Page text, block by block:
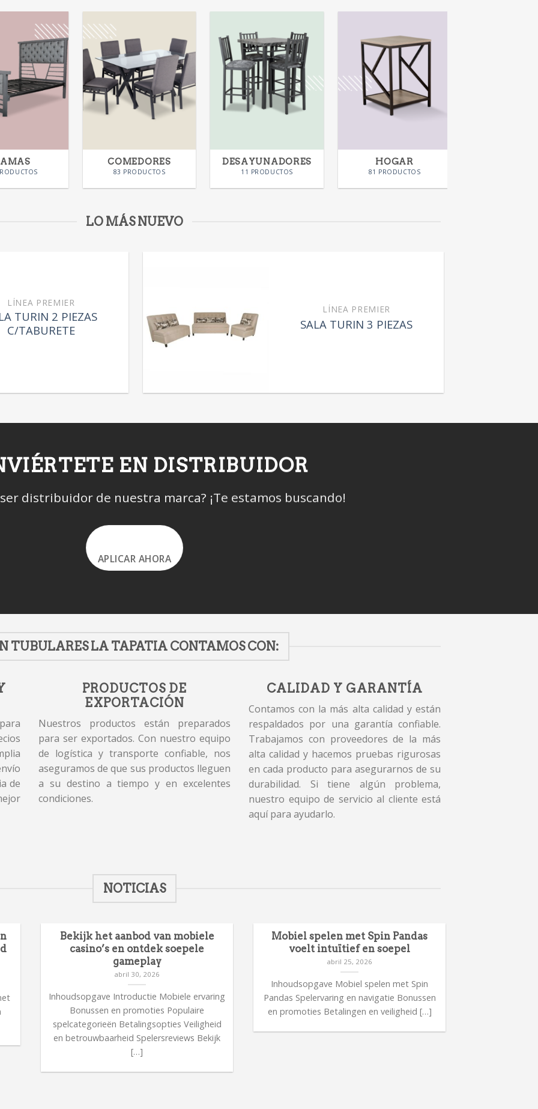
COMEDORES
83 PRODUCTOS
DESAYUNADORES
11 PRODUCTOS
HOGAR
81 PRODUCTOS
LO MÁS NUEVO
LÍNEA PREMIER
TURIN 2 PIEZAS
C/TABURETE
LÍNEA PREMIER
SALA TURIN 3 PIEZAS
EN DISTRIBUIDOR
distribuidor de nuestra marca? ¡Te estamos buscando!
APLICAR AHORA
TUBULARES LA TAPATIA CONTAMOS CON:
de
PRODUCTOS DE
EXPORTACIÓN
Nuestros productos están preparados
para ser exportados. Con nuestro equipo
de logística y transporte confiable, nos
aseguramos de que sus productos lleguen
a su destino a tiempo y en excelentes
condiciones.
CALIDAD Y GARANTÍA
Contamos con la más alta calidad y están
respaldados por una garantía confiable.
Trabajamos con proveedores de la más
alta calidad y hacemos pruebas rigurosas
en cada producto para asegurarnos de su
durabilidad. Si tiene algún problema,
nuestro equipo de servicio al cliente está
aquí para ayudarlo.
NOTICIAS
Bekijk het aanbod van mobiele
casino’s en ontdek soepele
gameplay
abril 30, 2026
Inhoudsopgave Introductie Mobiele ervaring
Bonussen en promoties Populaire
spelcategorieën Betalingsopties Veiligheid
en betrouwbaarheid Spelersreviews Bekijk
[…]
Mobiel spelen met Spin Pandas
voelt intuïtief en soepel
abril 25, 2026
Inhoudsopgave Mobiel spelen met Spin
Pandas Spelervaring en navigatie Bonussen
en promoties Betalingen en veiligheid […]